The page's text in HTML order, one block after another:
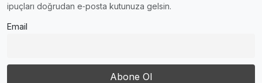
ipuçları doğrudan e‑posta kutunuza gelsin.
Email